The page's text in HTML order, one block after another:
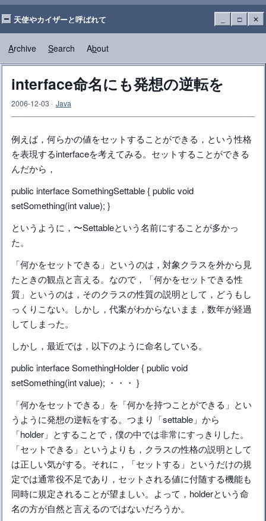
天使やカイザーと呼ばれて □ ✕
Archive Search About
interface命名にも発想の逆転を
2006-12-03 · Java
例えば，何らかの値をセットすることができる，という性格
を表現するinterfaceを考えてみる。セットすることができる
んだから，
public interface SomethingSettable { public void
setSomething(int value); }
というように，〜Settableという名前にすることが多かっ
た。
「何かをセットできる」というのは，対象クラスを外から見
たときの観点と言える。なので，「何かをセットできる性
質」というのは，そのクラスの性質の説明として，どうもし
っくりこない。しかし，代案がわからないまま，数年が経過
してしまった。
しかし，最近では，以下のように命名している。
public interface SomethingHolder { public void
setSomething(int value); ・・・ }
「何かをセットできる」を「何かを持つことができる」とい
うように発想の逆転をする。つまり「settable」から
「holder」とすることで，僕の中では非常にすっきりした。
「セットできる」というよりも，クラスの性格の説明として
は正しい気がする。それに，「セットする」というだけの規
定では通常役不足であり，セットされる値に付随する機能も
同時に規定されることが望ましい。よって，holderという命
名の方が自然と言えるのではないだろうか。